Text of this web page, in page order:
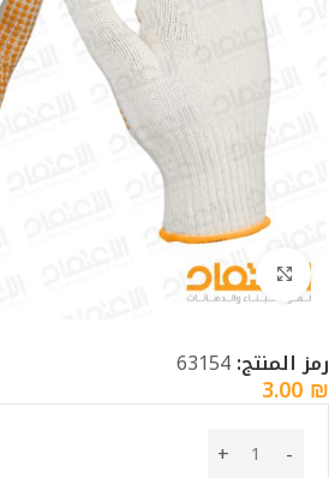
Click to enlarge
رمز المنتج:63154
3.00 ₪